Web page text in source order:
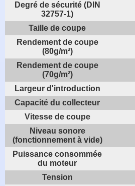
Degré de sécurité (DIN
32757-1)
Taille de coupe
Rendement de coupe
(80g/m²)
Rendement de coupe
(70g/m²)
Largeur d'introduction
Capacité du collecteur
Vitesse de coupe
Niveau sonore
(fonctionnement à vide)
Puissance consommée
du moteur
Tension